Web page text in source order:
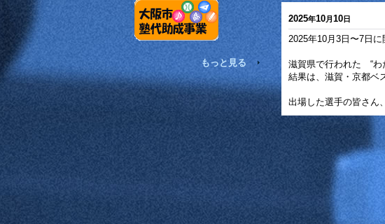
もっと見る
2025年10月10日
2025年10月3日〜7日
滋賀県で行われた “わ
結果は、滋賀・京都ベ
出場した選手の皆さん